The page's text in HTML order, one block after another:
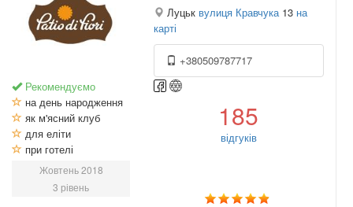
Рекомендуємо
на день народження
як м'ясний клуб
для еліти
при готелі
Жовтень 2018
3 рівень
Луцьк вулиця Кравчука 13 на
карті
+380509787717
185
відгуків